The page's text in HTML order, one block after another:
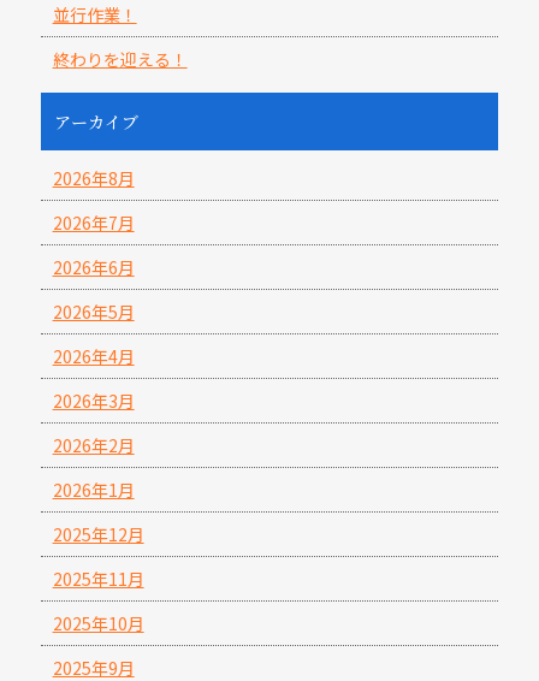
並行作業！
終わりを迎える！
アーカイブ
2026年8月
2026年7月
2026年6月
2026年5月
2026年4月
2026年3月
2026年2月
2026年1月
2025年12月
2025年11月
2025年10月
2025年9月